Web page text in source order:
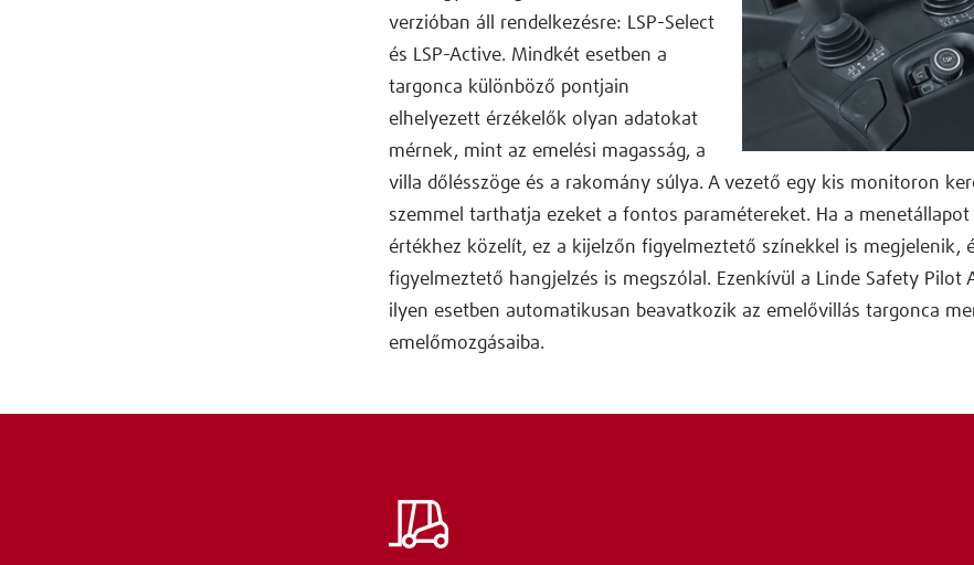
verzióban áll rendelkezésre: LSP-Select
és LSP-Active. Mindkét esetben a
targonca különböző pontjain
elhelyezett érzékelők olyan adatokat
mérnek, mint az emelési magasság, a
villa dőlésszöge és a rakomány súlya. A vezető egy kis monitoron
szemmel tarthatja ezeket a fontos paramétereket. Ha a
értékhez közelít, ez a kijelzőn figyelmeztető színekkel is megjelenik,
figyelmeztető hangjelzés is megszólal. Ezenkívül a Linde Safety Pilot
ilyen esetben automatikusan beavatkozik az emelővillás targonca
emelőmozgásaiba.